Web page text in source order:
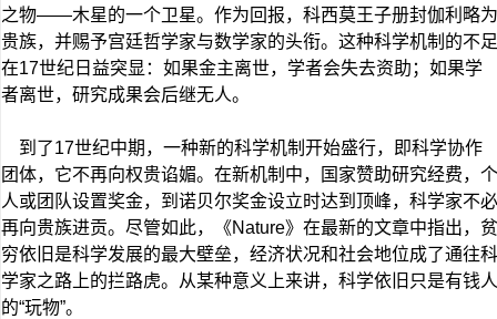
之物——木星的一个卫星。作为回报，科西莫王子册封伽利略为
贵族，并赐予宫廷哲学家与数学家的头衔。这种科学机制的不足
在17世纪日益突显：如果金主离世，学者会失去资助；如果学
者离世，研究成果会后继无人。
到了17世纪中期，一种新的科学机制开始盛行，即科学协作
团体，它不再向权贵谄媚。在新机制中，国家赞助研究经费，个
人或团队设置奖金，到诺贝尔奖金设立时达到顶峰，科学家不必
再向贵族进贡。尽管如此，《Nature》在最新的文章中指出，贫
穷依旧是科学发展的最大壁垒，经济状况和社会地位成了通往科
学家之路上的拦路虎。从某种意义上来讲，科学依旧只是有钱人
的“玩物”。